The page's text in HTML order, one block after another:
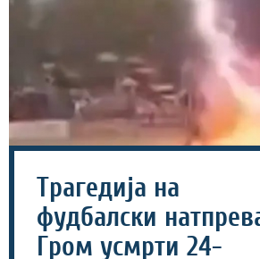
Трагедија на
фудбалски
Гром усмрти 24-